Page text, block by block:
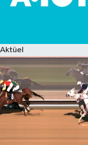
Aktüel